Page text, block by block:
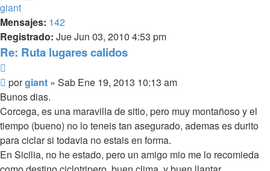
giant
Mensajes: 142
Registrado: Jue Jun 03, 2010 4:53 pm
Re: Ruta lugares calidos
Mensaje
porgiant » Sab Ene 19, 2013 10:13 am
Bunos dias.
Corcega, es una maravilla de sitio, pero muy montañoso y el
tiempo (bueno) no lo teneis tan asegurado, ademas es durito
para ciclar si todavia no estais en forma.
En Sicilia, no he estado, pero un amigo mio me lo recomieda